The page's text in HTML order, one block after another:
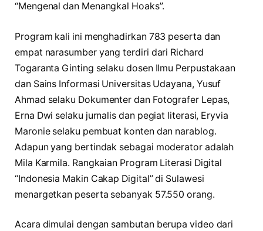
“Mengenal dan Menangkal Hoaks”.
Program kali ini menghadirkan 783 peserta dan
empat narasumber yang terdiri dari Richard
Togaranta Ginting selaku dosen Ilmu Perpustakaan
dan Sains Informasi Universitas Udayana, Yusuf
Ahmad selaku Dokumenter dan Fotografer Lepas,
Erna Dwi selaku jurnalis dan pegiat literasi, Eryvia
Maronie selaku pembuat konten dan narablog.
Adapun yang bertindak sebagai moderator adalah
Mila Karmila. Rangkaian Program Literasi Digital
“Indonesia Makin Cakap Digital” di Sulawesi
menargetkan peserta sebanyak 57.550 orang.
Acara dimulai dengan sambutan berupa video dari